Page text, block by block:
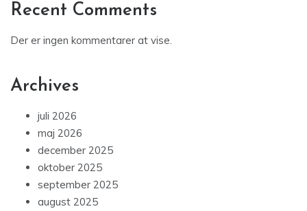
Recent Comments
Der er ingen kommentarer at vise.
Archives
juli 2026
maj 2026
december 2025
oktober 2025
september 2025
august 2025